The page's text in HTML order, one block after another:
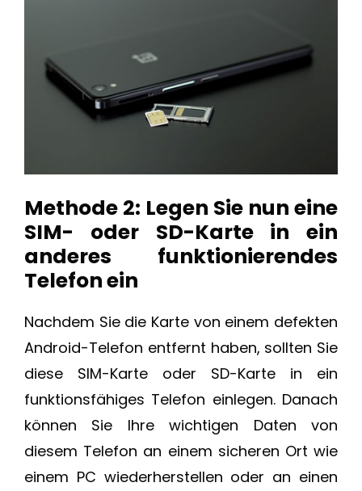
Methode 2: Legen Sie nun eine
SIM- oder SD-Karte in ein
anderes funktionierendes
Telefon ein
Nachdem Sie die Karte von einem defekten
Android-Telefon entfernt haben, sollten Sie
diese SIM-Karte oder SD-Karte in ein
funktionsfähiges Telefon einlegen. Danach
können Sie Ihre wichtigen Daten von
diesem Telefon an einem sicheren Ort wie
einem PC wiederherstellen oder an einen